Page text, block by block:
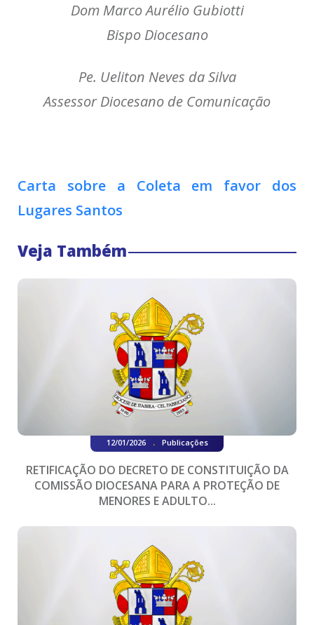
Dom Marco Aurélio Gubiotti
Bispo Diocesano
Pe. Ueliton Neves da Silva
Assessor Diocesano de Comunicação
Carta sobre a Coleta em favor dos
Lugares Santos
Veja Também
12/01/2026 . Publicações
RETIFICAÇÃO DO DECRETO DE CONSTITUIÇÃO DA
COMISSÃO DIOCESANA PARA A PROTEÇÃO DE
MENORES E ADULTO...